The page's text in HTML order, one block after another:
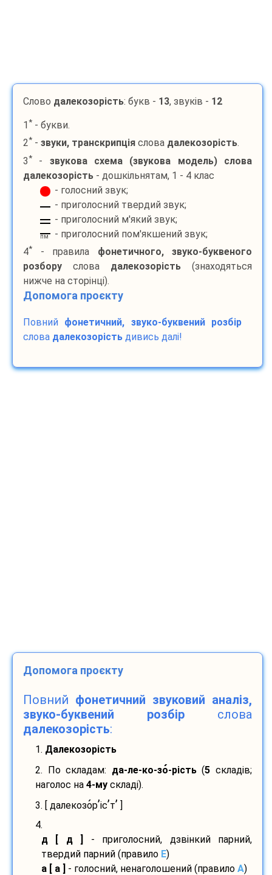
Слово далекозорість: букв - 13, звуків - 12
1 * - букви.
2* - звуки, транскрипція слова далекозорість.
3* - звукова схема (звукова модель) слова
далекозорість - дошкільнятам, 1 - 4 клас
- голосний звук;
- приголосний твердий звук;
- приголосний м'який звук;
пм
- приголосний пом'якшений звук;
4* - правила фонетичного, звуко-буквеного
розбору слова далекозорість (знаходяться
нижче на сторінці).
Допомога проєкту
Повний фонетичний, звуко-буквений розбір
слова далекозорість дивись далі!
Допомога проєкту
Повний фонетичний звуковий аналіз,
звуко-буквений розбір слова
далекозорість:
1. Далекозорість
2. По складам: да-ле-ко-зо-рість(5 складів;
наголос на 4-му складі).
3. [ далекозор’іс’т’
4.
д [ д ]
- приголосний, дзвінкий парний,
твердий парний (правило E)
а [ а ]
- голосний, ненаголошений (правило A)